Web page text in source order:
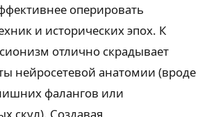
оперировать
и исторических эпох. К
отлично скрадывает
нейросетевой анатомии (вроде
фалангов или